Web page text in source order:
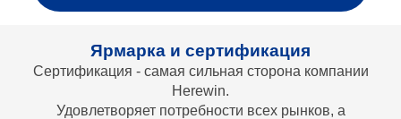
Ярмарка и сертификация
Сертификация - самая сильная сторона компании
Herewin.
Удовлетворяет потребности всех рынков, а